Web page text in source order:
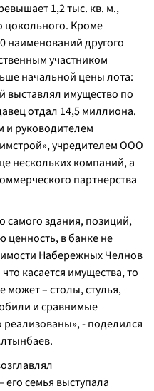
1,2 тыс. кв. м.,
цокольного. Кроме
наименований другого
участником
начальной цены лота:
имущество по
отдал 14,5 миллиона.
и руководителем
учредителем ООО
нескольких компаний, а
партнерства
здания, позиций,
ценность, в банке не
Набережных Челнов
касается имущества, то
может – столы, стулья,
и сравнимые
реализованы», - поделился
семья выступала